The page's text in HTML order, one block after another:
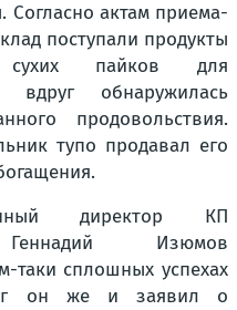
Согласно актам приема-
поступали продукты
пайков для
обнаружилась
продовольствия.
тупо продавал его
директор КП
Геннадий Изюмов
таки сплошных успехах
он же и заявил о